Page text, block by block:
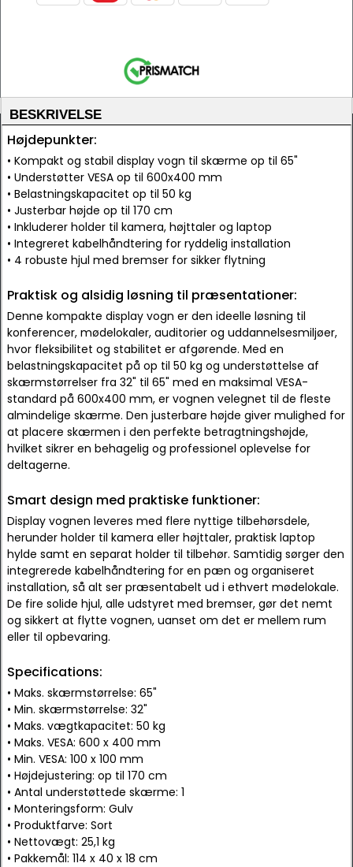
BESKRIVELSE
Højdepunkter:
• Kompakt og stabil display vogn til skærme op til 65"
• Understøtter VESA op til 600x400 mm
• Belastningskapacitet op til 50 kg
• Justerbar højde op til 170 cm
• Inkluderer holder til kamera, højttaler og laptop
• Integreret kabelhåndtering for ryddelig installation
• 4 robuste hjul med bremser for sikker flytning
Praktisk og alsidig løsning til præsentationer:
Denne kompakte display vogn er den ideelle løsning til
konferencer, mødelokaler, auditorier og uddannelsesmiljøer,
hvor fleksibilitet og stabilitet er afgørende. Med en
belastningskapacitet på op til 50 kg og understøttelse af
skærmstørrelser fra 32" til 65" med en maksimal VESA-
standard på 600x400 mm, er vognen velegnet til de fleste
almindelige skærme. Den justerbare højde giver mulighed for
at placere skærmen i den perfekte betragtningshøjde,
hvilket sikrer en behagelig og professionel oplevelse for
deltagerne.
Smart design med praktiske funktioner:
Display vognen leveres med flere nyttige tilbehørsdele,
herunder holder til kamera eller højttaler, praktisk laptop
hylde samt en separat holder til tilbehør. Samtidig sørger den
integrerede kabelhåndtering for en pæn og organiseret
installation, så alt ser præsentabelt ud i ethvert mødelokale.
De fire solide hjul, alle udstyret med bremser, gør det nemt
og sikkert at flytte vognen, uanset om det er mellem rum
eller til opbevaring.
Specifications:
• Maks. skærmstørrelse: 65"
• Min. skærmstørrelse: 32"
• Maks. vægtkapacitet: 50 kg
• Maks. VESA: 600 x 400 mm
• Min. VESA: 100 x 100 mm
• Højdejustering: op til 170 cm
• Antal understøttede skærme: 1
• Monteringsform: Gulv
• Produktfarve: Sort
• Nettovægt: 25,1 kg
• Pakkemål: 114 x 40 x 18 cm